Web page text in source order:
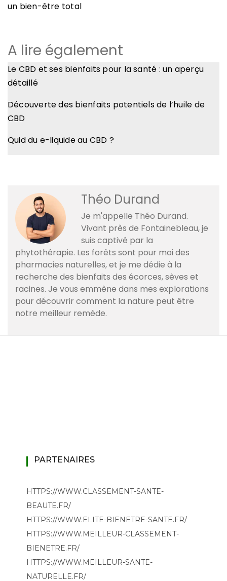
un bien-être total
A lire également
Le CBD et ses bienfaits pour la santé : un aperçu
détaillé
Découverte des bienfaits potentiels de l’huile de
CBD
Quid du e-liquide au CBD ?
Théo Durand
Je m'appelle Théo Durand.
Vivant près de Fontainebleau, je
suis captivé par la
phytothérapie. Les forêts sont pour moi des
pharmacies naturelles, et je me dédie à la
recherche des bienfaits des écorces, sèves et
racines. Je vous emmène dans mes explorations
pour découvrir comment la nature peut être
notre meilleur remède.
PARTENAIRES
HTTPS://WWW.CLASSEMENT-SANTE-
BEAUTE.FR/
HTTPS://WWW.ELITE-BIENETRE-SANTE.FR/
HTTPS://WWW.MEILLEUR-CLASSEMENT-
BIENETRE.FR/
HTTPS://WWW.MEILLEUR-SANTE-
NATURELLE.FR/